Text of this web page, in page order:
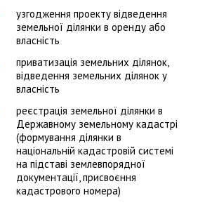
узгодження проекту відведення
земельної ділянки в оренду або
власність
приватизація земельних ділянок,
відведення земельних ділянок у
власність
реєстрація земельної ділянки в
Державному земельному кадастрі
(формування ділянки в
національній кадастровій системі
на підставі землевпорядної
документації, присвоєння
кадастрового номера)